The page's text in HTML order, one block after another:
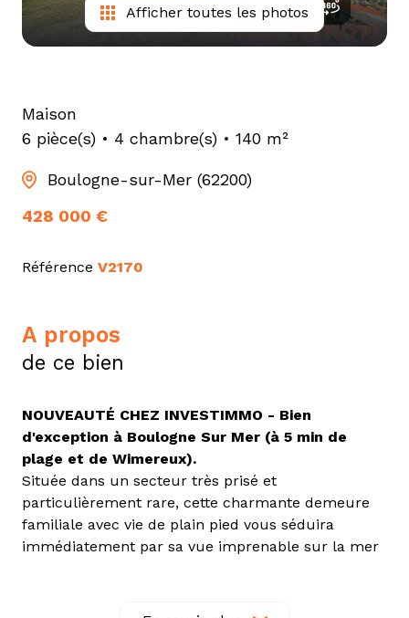
Afficher toutes les photos
Maison
6 pièce(s)
4 chambre(s) 140 m²
Boulogne-sur-Mer (62200)
428 000 €
Référence V2170
a propos
de ce bien
NOUVEAUTÉ CHEZ INVESTIMMO - Bien
d'exception à Boulogne Sur Mer (à 5 min de
plage et de Wimereux).
Située dans un secteur très prisé et
particulièrement rare, cette charmante demeure
familiale avec vie de plain pied vous séduira
immédiatement par sa vue imprenable sur la mer
marbre qui donne le ton, un séjour / salon